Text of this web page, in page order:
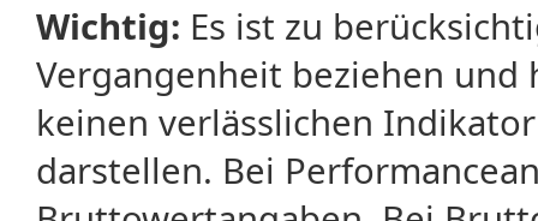
Wichtig: Es ist zu
Vergangenheit beziehen
keinen verlässlichen
darstellen. Bei